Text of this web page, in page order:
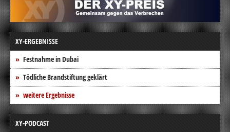
XY-ERGEBNISSE
Festnahme in Dubai
Tödliche Brandstiftung geklärt
weitere Ergebnisse
XY-PODCAST